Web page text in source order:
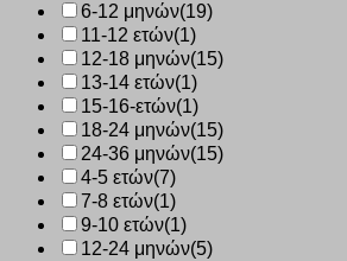
6-12 μηνών(19)
11-12 ετών(1)
12-18 μηνών(15)
13-14 ετών(1)
15-16-ετών(1)
18-24 μηνών(15)
24-36 μηνών(15)
4-5 ετών(7)
7-8 ετών(1)
9-10 ετών(1)
12-24 μηνών(5)